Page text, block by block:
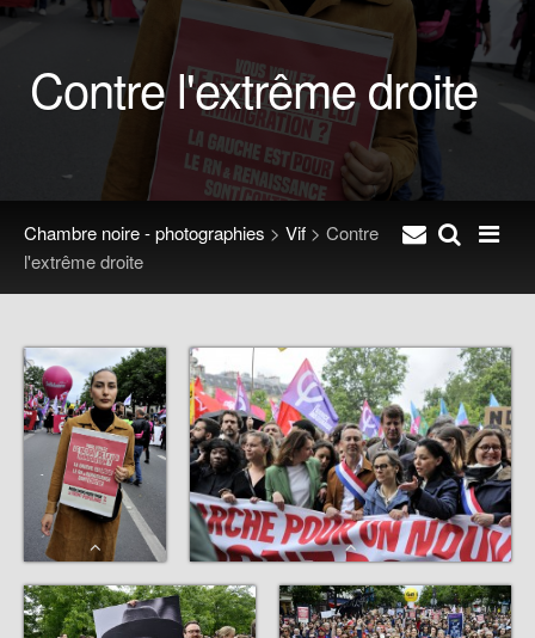
Contre l'extrême droite
Chambre noire - photographies > Vif > Contre
l'extrême droite